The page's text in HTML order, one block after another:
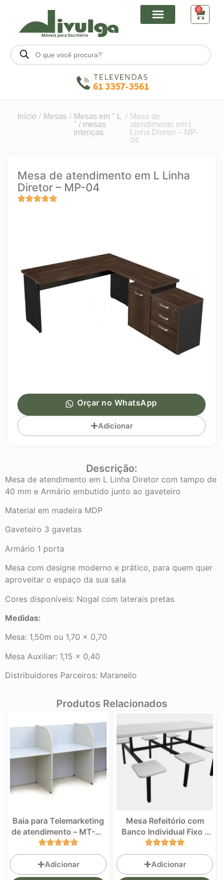
0
Início / Mesas / Mesas em " L
" / mesas
interiças
/ Mesa de
atendimento em L
Linha Diretor – MP-
04
Mesa de atendimento em L Linha
Diretor – MP-04
Orçar no WhatsApp
Adicionar
Descrição:
Mesa de atendimento em L Linha Diretor com tampo de
40 mm e Armário embutido junto ao gaveteiro
Material em madeira MDP
Gaveteiro 3 gavetas
Armário 1 porta
Mesa com designe moderno e prático, para quem quer
aproveitar o espaço da sua sala
Cores disponíveis: Nogal com laterais pretas
Medidas:
Mesa: 1,50m ou 1,70 x 0,70
Mesa Auxiliar: 1,15 x 0,40
Distribuidores Parceiros: Maranello
Produtos Relacionados
Baia para Telemarketing
de atendimento – MT-02
–
Adicionar
Mesa Refeitório com
Banco Individual Fixo –
MF-02
Adicionar